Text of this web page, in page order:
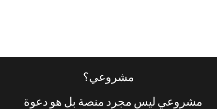
مشروعي؟
مشروعي ليس مجرد منصة بل هو دعوة